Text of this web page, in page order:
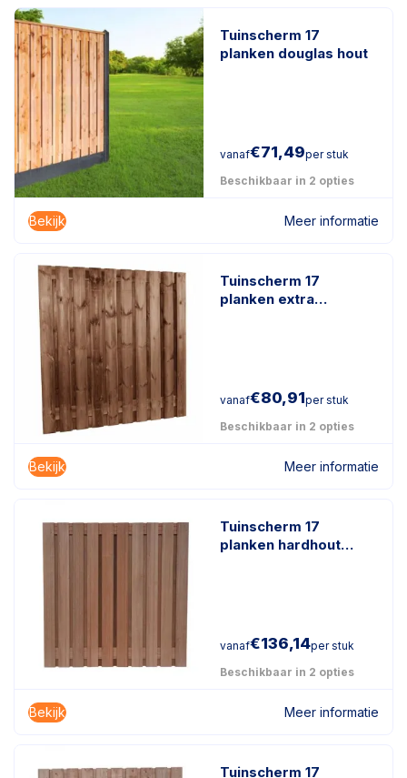
Tuinscherm 17
planken douglas hout
vanaf€71,49per stuk
Beschikbaar in 2 opties
Bekijk Meer informatie
Tuinscherm 17
planken extra
vanaf€80,91per stuk
Beschikbaar in 2 opties
Bekijk Meer informatie
Tuinscherm 17
planken hardhout
vanaf€136,14per stuk
Beschikbaar in 2 opties
Bekijk Meer informatie
Tuinscherm 17